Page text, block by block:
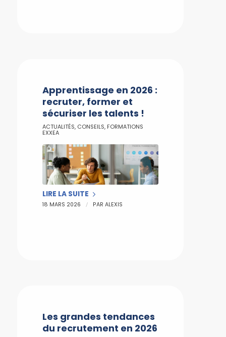
Apprentissage en 2026 :
recruter, former et
sécuriser les talents !
ACTUALITÉS, CONSEILS, FORMATIONS
EXXEA
LIRE LA SUITE
18 MARS 2026 / PAR ALEXIS
Les grandes tendances
du recrutement en 2026